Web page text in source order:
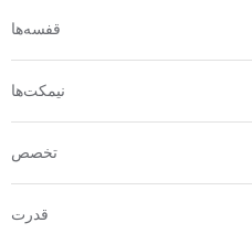
قفسه‌ها
نیمکت‌ها
تخصص
قدرت